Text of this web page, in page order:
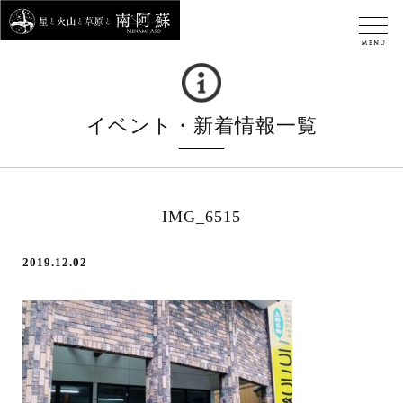
イベント・新着情報一覧
IMG_6515
2019.12.02